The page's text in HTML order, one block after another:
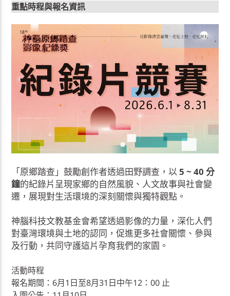
重點時程與報名資訊
「原鄉踏查」鼓勵創作者透過田野調查，以5 ~ 40 分
鐘的紀錄片呈現家鄉的自然風貌、人文故事與社會變
遷，展現對生活環境的深刻關懷與獨特觀點。
神腦科技文教基金會希望透過影像的力量，深化人們
對臺灣環境與土地的認同，促進更多社會關懷、參與
及行動，共同守護這片孕育我們的家園。
活動時程
報名期間：6月1日至8月31日中午12：00 止